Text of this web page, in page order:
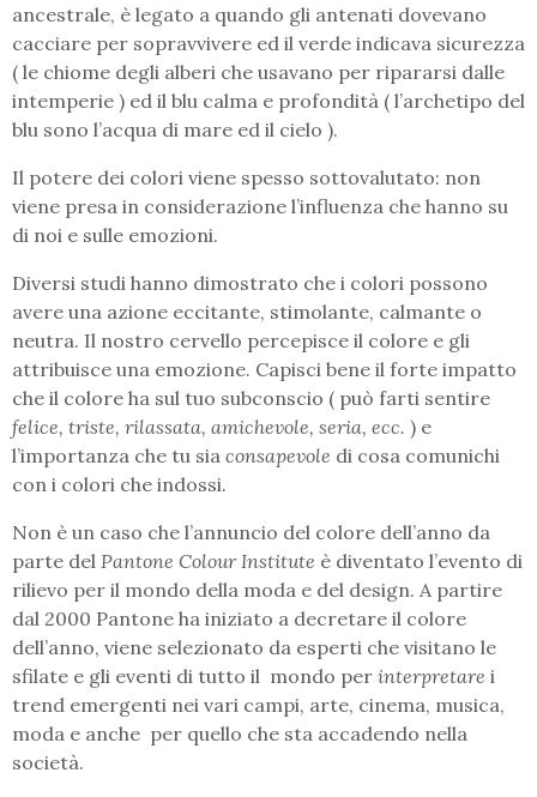
ancestrale, è legato a quando gli antenati dovevano
cacciare per sopravvivere ed il verde indicava sicurezza
( le chiome degli alberi che usavano per ripararsi dalle
intemperie ) ed il blu calma e profondità ( l’archetipo del
blu sono l’acqua di mare ed il cielo ).
Il potere dei colori viene spesso sottovalutato: non
viene presa in considerazione l’influenza che hanno su
di noi e sulle emozioni.
Diversi studi hanno dimostrato che i colori possono
avere una azione eccitante, stimolante, calmante o
neutra. Il nostro cervello percepisce il colore e gli
attribuisce una emozione. Capisci bene il forte impatto
che il colore ha sul tuo subconscio ( può farti sentire
felice, triste, rilassata, amichevole, seria, ecc. ) e
l’importanza che tu sia consapevole di cosa comunichi
con i colori che indossi.
Non è un caso che l’annuncio del colore dell’anno da
parte del Pantone Colour Institute è diventato l’evento di
rilievo per il mondo della moda e del design. A partire
dal 2000 Pantone ha iniziato a decretare il colore
dell’anno, viene selezionato da esperti che visitano le
sfilate e gli eventi di tutto il mondo per interpretare i
trend emergenti nei vari campi, arte, cinema, musica,
moda e anche per quello che sta accadendo nella
società.